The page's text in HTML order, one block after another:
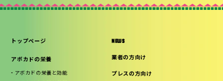
トップページ
アボカドの栄養
アボカドの栄養と効能
NEWS
業者の方向け
プレスの方向け